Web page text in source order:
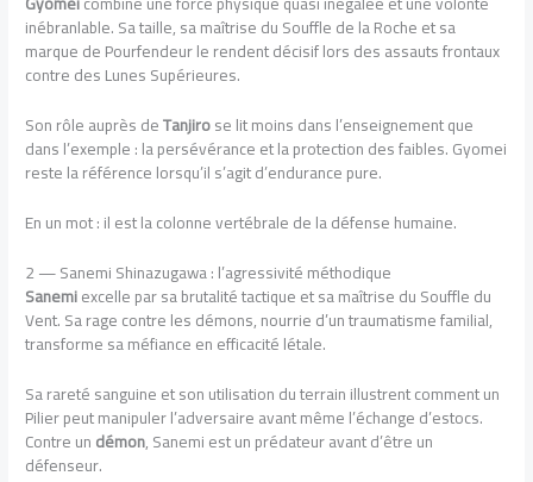
inébranlable. Sa taille, sa maîtrise du Souffle de la Roche et sa
marque de Pourfendeur le rendent décisif lors des assauts frontaux
contre des Lunes Supérieures.
Son rôle auprès deTanjirose lit moins dans l’enseignement que
dans l’exemple : la persévérance et la protection des faibles. Gyomei
reste la référence lorsqu’il s’agit d’endurance pure.
En un mot : il est la colonne vertébrale de la défense humaine.
2 — Sanemi Shinazugawa : l’agressivité méthodique
Sanemiexcelle par sa brutalité tactique et sa maîtrise du Souffle du
Vent. Sa rage contre les démons, nourrie d’un traumatisme familial,
transforme sa méfiance en efficacité létale.
Sa rareté sanguine et son utilisation du terrain illustrent comment un
Pilier peut manipuler l’adversaire avant même l’échange d’estocs.
Contre undémon, Sanemi est un prédateur avant d’être un
défenseur.